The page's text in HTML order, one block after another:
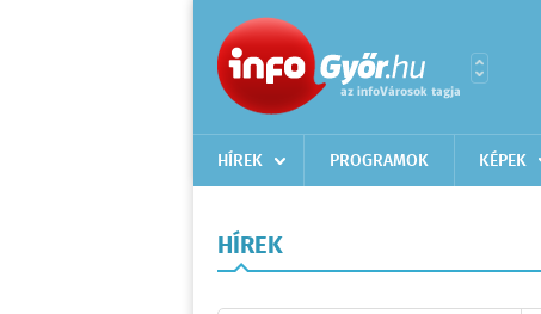
HÍREK PROGRAMOK KÉPEK
HÍREK